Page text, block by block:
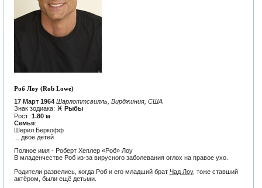
Роб Лоу (Rob Lowe)
17 Март 1964 Шарлоттсвилль, Вирджиния, США
Знак зодиака: ♓ Рыбы
Рост: 1.80 м
Семья:
Шерил Беркофф
... двое детей
Полное имя - Роберт Хеплер «Роб» Лоу
В младенчестве Роб из-за вирусного заболевания оглох на правое ухо.
Родители развелись, когда Роб и его младший брат Чад Лоу, тоже ставший
актёром, были ещё детьми.